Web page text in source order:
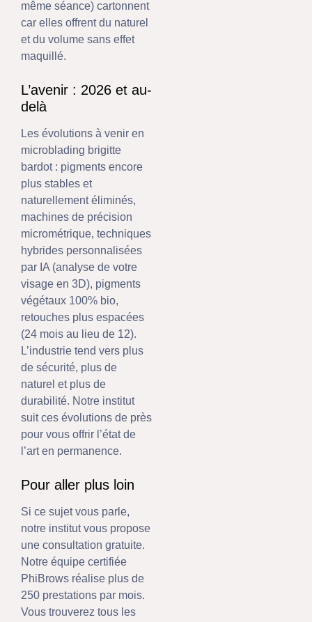
même séance) cartonnent
car elles offrent du naturel
et du volume sans effet
maquillé.
L’avenir : 2026 et au-
delà
Les évolutions à venir en
microblading brigitte
bardot : pigments encore
plus stables et
naturellement éliminés,
machines de précision
micrométrique, techniques
hybrides personnalisées
par IA (analyse de votre
visage en 3D), pigments
végétaux 100% bio,
retouches plus espacées
(24 mois au lieu de 12).
L’industrie tend vers plus
de sécurité, plus de
naturel et plus de
durabilité. Notre institut
suit ces évolutions de près
pour vous offrir l’état de
l’art en permanence.
Pour aller plus loin
Si ce sujet vous parle,
notre institut vous propose
une consultation gratuite.
Notre équipe certifiée
PhiBrows réalise plus de
250 prestations par mois.
Vous trouverez tous les